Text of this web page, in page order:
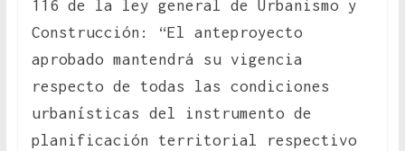
116 de la ley general de Urbanismo y
Construcción: “El anteproyecto
aprobado mantendrá su vigencia
respecto de todas las condiciones
urbanísticas del instrumento de
planificación territorial respectivo